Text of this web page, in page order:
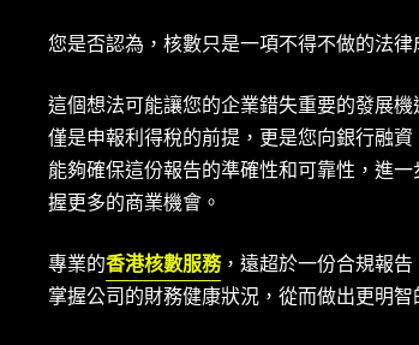
您是否認為，核數只是一項不得不做的法律
這個想法可能讓您的企業錯失重要的發展機
僅是申報利得稅的前提，更是您向銀行融
能夠確保這份報告的準確性和可靠性，進
握更多的商業機會。
專業的香港核數服務，遠超於一份合規報
掌握公司的財務健康狀況，從而做出更明